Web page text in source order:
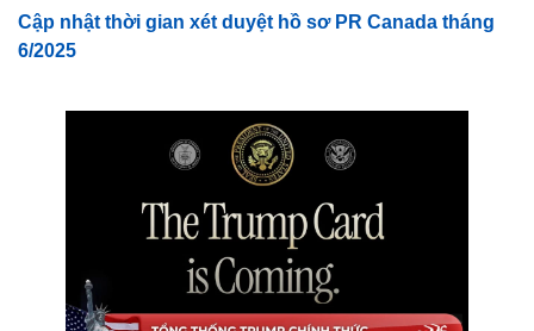
Cập nhật thời gian xét duyệt hồ sơ PR Canada tháng
6/2025